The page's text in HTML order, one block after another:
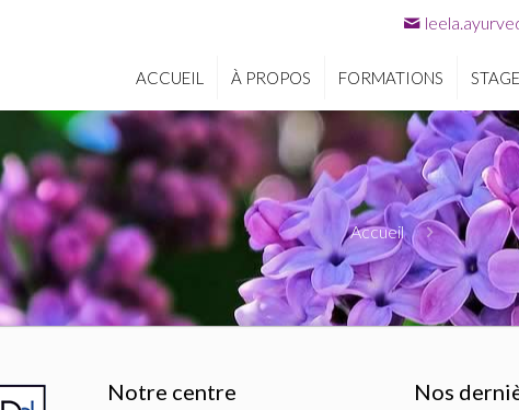
ACCUEIL À PROPOS FORMATIONS
Accueil
Notre centre Nos